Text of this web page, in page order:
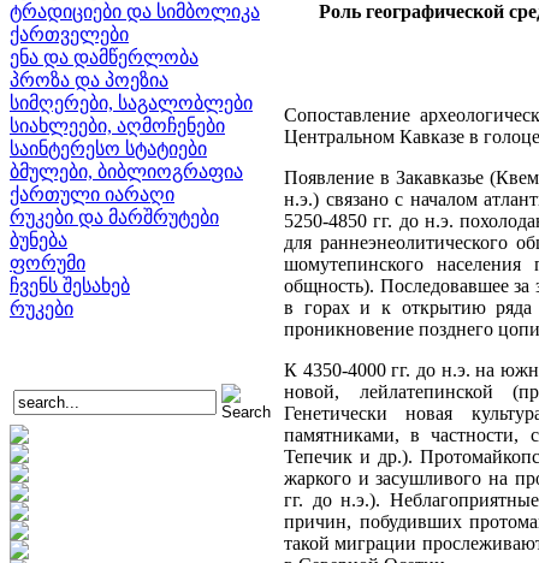
ტრადიციები და სიმბოლიკა
ქართველები
ენა და დამწერლობა
პროზა და პოეზია
სიმღერები, საგალობლები
სიახლეები, აღმოჩენები
საინტერესო სტატიები
ბმულები, ბიბლიოგრაფია
ქართული იარაღი
რუკები და მარშრუტები
ბუნება
ფორუმი
ჩვენს შესახებ
რუკები
Роль географической
Сопоставление
Центральном Кавказе в
Появление в Закавказье
н.э.) связано с началом
5250-4850 гг. до н.э.
для раннеэнеолитического
шомутепинского
общность). Последовавшее
в горах и к открытию ряда
проникновение позднего
К 4350-4000 гг. до н.э. на
новой, лейлатепинской
Генетически новая
памятниками, в частности,
Тепечик и др.).
жаркого и засушливого на
гг. до н.э.).
причин, побудивших
такой миграции